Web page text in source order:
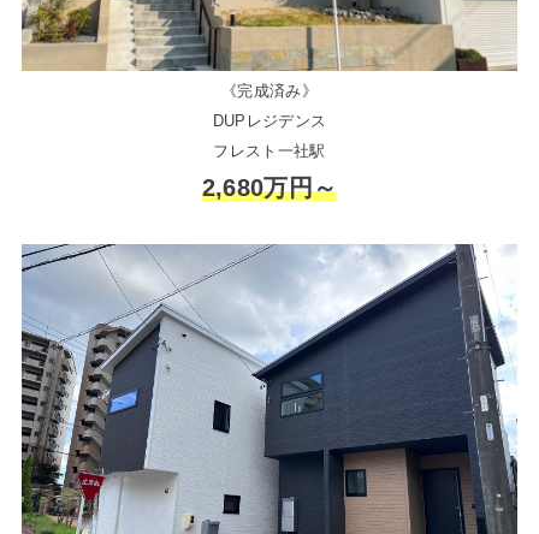
《完成済み》
DUPレジデンス
フレスト一社駅
2,680万円～